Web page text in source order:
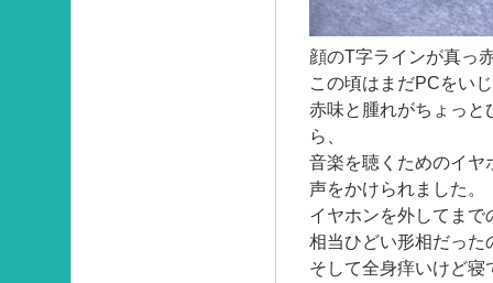
顔のT字ラインが真っ
この頃はまだPCをい
赤味と腫れがちょっと
ら、
音楽を聴くためのイヤ
声をかけられました。
イヤホンを外してま
相当ひどい形相だった
そして全身痒いけど